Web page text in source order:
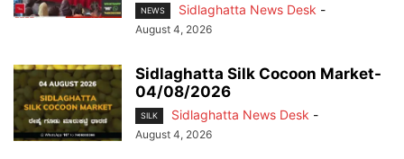
NEWS Sidlaghatta News Desk -
August 4, 2026
Sidlaghatta Silk Cocoon Market-
04/08/2026
SILK Sidlaghatta News Desk -
August 4, 2026